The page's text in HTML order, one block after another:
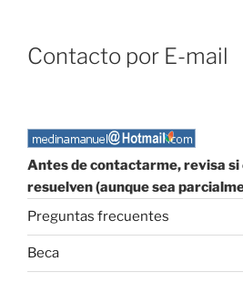
Contacto por E-mail
Antes de contactarme, revisa
resuelven (aunque sea
Preguntas frecuentes
Beca